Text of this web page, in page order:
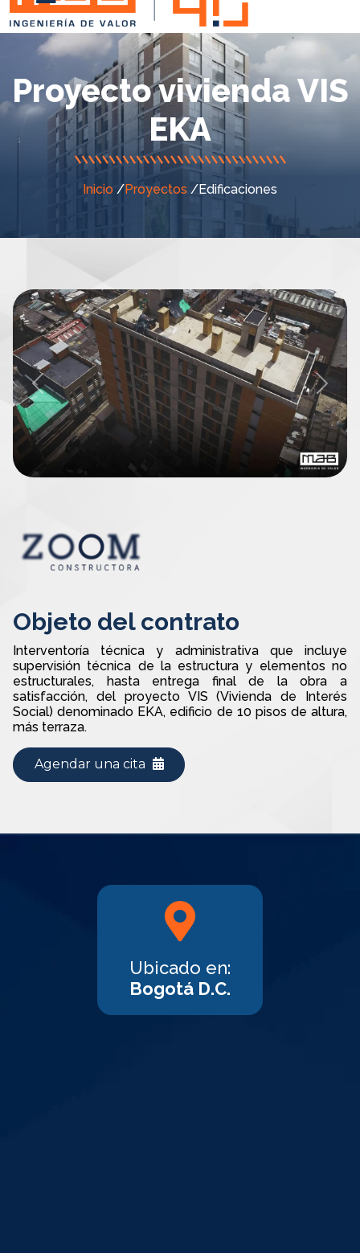
Proyecto vivienda VIS
EKA
Inicio /Proyectos /Edificaciones
Previous Next
Objeto del contrato
Interventoría técnica y administrativa que incluye
supervisión técnica de la estructura y elementos no
estructurales, hasta entrega final de la obra a
satisfacción, del proyecto VIS (Vivienda de Interés
Social) denominado EKA, edificio de 10 pisos de altura,
más terraza.
Agendar una cita
Ubicado en:
Bogotá D.C.